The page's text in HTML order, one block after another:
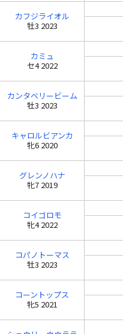
カフジライオル
牡3 2023
カミュ
セ4 2022
カンタベリービーム
牡3 2023
キャロルビアンカ
牝6 2020
グレンノハナ
牝7 2019
コイゴロモ
牝4 2022
コパノトーマス
牡3 2023
コーントップス
牝5 2021